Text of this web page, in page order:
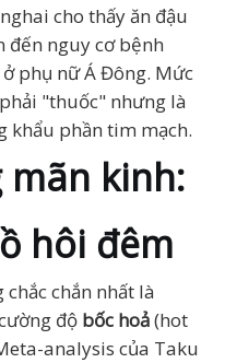
cho thấy ăn đậu
đến nguy cơ bệnh
phụ nữ Á Đông. Mức
"thuốc" nhưng là
khẩu phần tim mạch.
mãn kinh:
hôi đêm
chắn nhất là
độ bốc hoả(hot
analysis của Taku